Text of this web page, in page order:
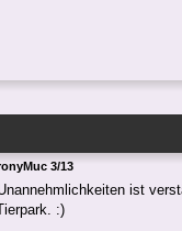
3/13
ist
:)